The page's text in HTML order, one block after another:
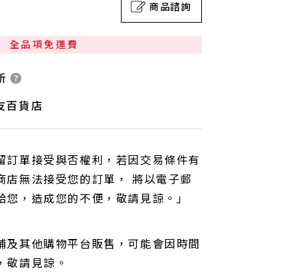
商品諮詢
全品項免運費
百貨店
訂單接受與否權利，若因交易條件有
店無法接受您的訂單， 將以電子郵
，造成您的不便，敬請見諒。」
其他購物平台販售，可能會因時間
敬請見諒。